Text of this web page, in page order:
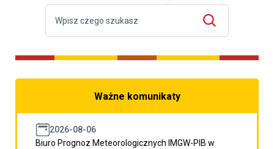
Ważne komunikaty
2026-08-06
Biuro Prognoz Meteorologicznych IMGW-PIB w